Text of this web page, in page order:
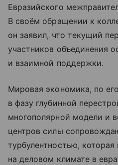
Евразийского
В своём обращении к
он заявил, что текущий
участников объединения
и взаимной поддержки.
Мировая экономика, по
в фазу глубинной
многополярной модели и
центров силы
турбулентностью,
на деловом климате в